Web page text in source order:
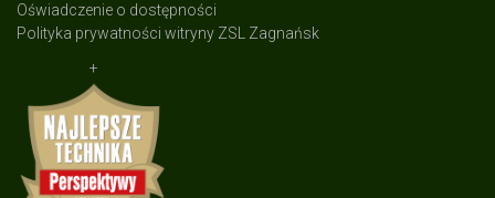
Oświadczenie o dostępności
Polityka prywatności witryny ZSL Zagnańsk
+